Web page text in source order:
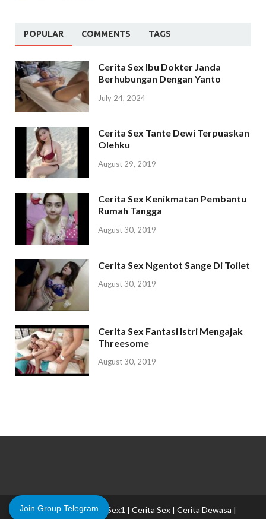
POPULAR COMMENTS TAGS
Cerita Sex Ibu Dokter Janda
Berhubungan Dengan Yanto
July 24, 2024
Cerita Sex Tante Dewi Terpuaskan
Olehku
August 29, 2019
Cerita Sex Kenikmatan Pembantu
Rumah Tangga
August 30, 2019
Cerita Sex Ngentot Sange Di Toilet
August 30, 2019
Cerita Sex Fantasi Istri Mengajak
Threesome
August 30, 2019
Copyright © 2026CeritaSex1 | Cerita Sex | Cerita Dewasa |
Join Group Telegram